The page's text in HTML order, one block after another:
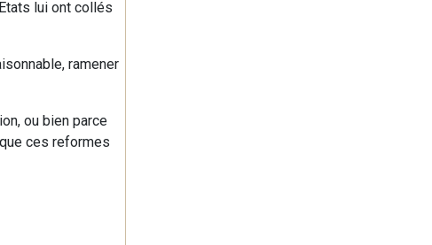
lui ont collés
ramener
ou bien parce
ces reformes